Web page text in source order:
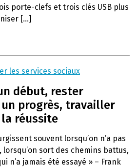
porte-clefs et trois clés USB plus
[...]
les services sociaux
début, rester
progrès, travailler
réussite
souvent lorsqu’on n’a pas
sort des chemins battus,
n’a jamais été essayé » – Frank